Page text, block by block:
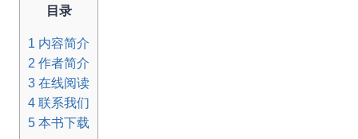
目录
1 内容简介
2 作者简介
3 在线阅读
4 联系我们
5 本书下载